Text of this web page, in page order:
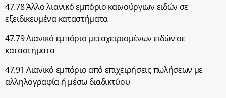
47.78 Άλλο λιανικό εμπόριο καινούργιων ειδών σε
εξειδικευμένα καταστήματα
47.79 Λιανικό εμπόριο μεταχειρισμένων ειδών σε
καταστήματα
47.91 Λιανικό εμπόριο από επιχειρήσεις πωλήσεων με
αλληλογραφία ή μέσω διαδικτύου